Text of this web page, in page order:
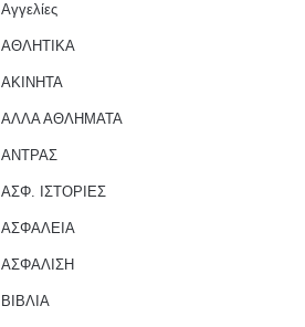
Αγγελίες
ΑΘΛΗΤΙΚΑ
ΑΚΙΝΗΤΑ
ΑΛΛΑ ΑΘΛΗΜΑΤΑ
ΑΝΤΡΑΣ
ΑΣΦ. ΙΣΤΟΡΙΕΣ
ΑΣΦΑΛΕΙΑ
ΑΣΦΑΛΙΣΗ
ΒΙΒΛΙΑ